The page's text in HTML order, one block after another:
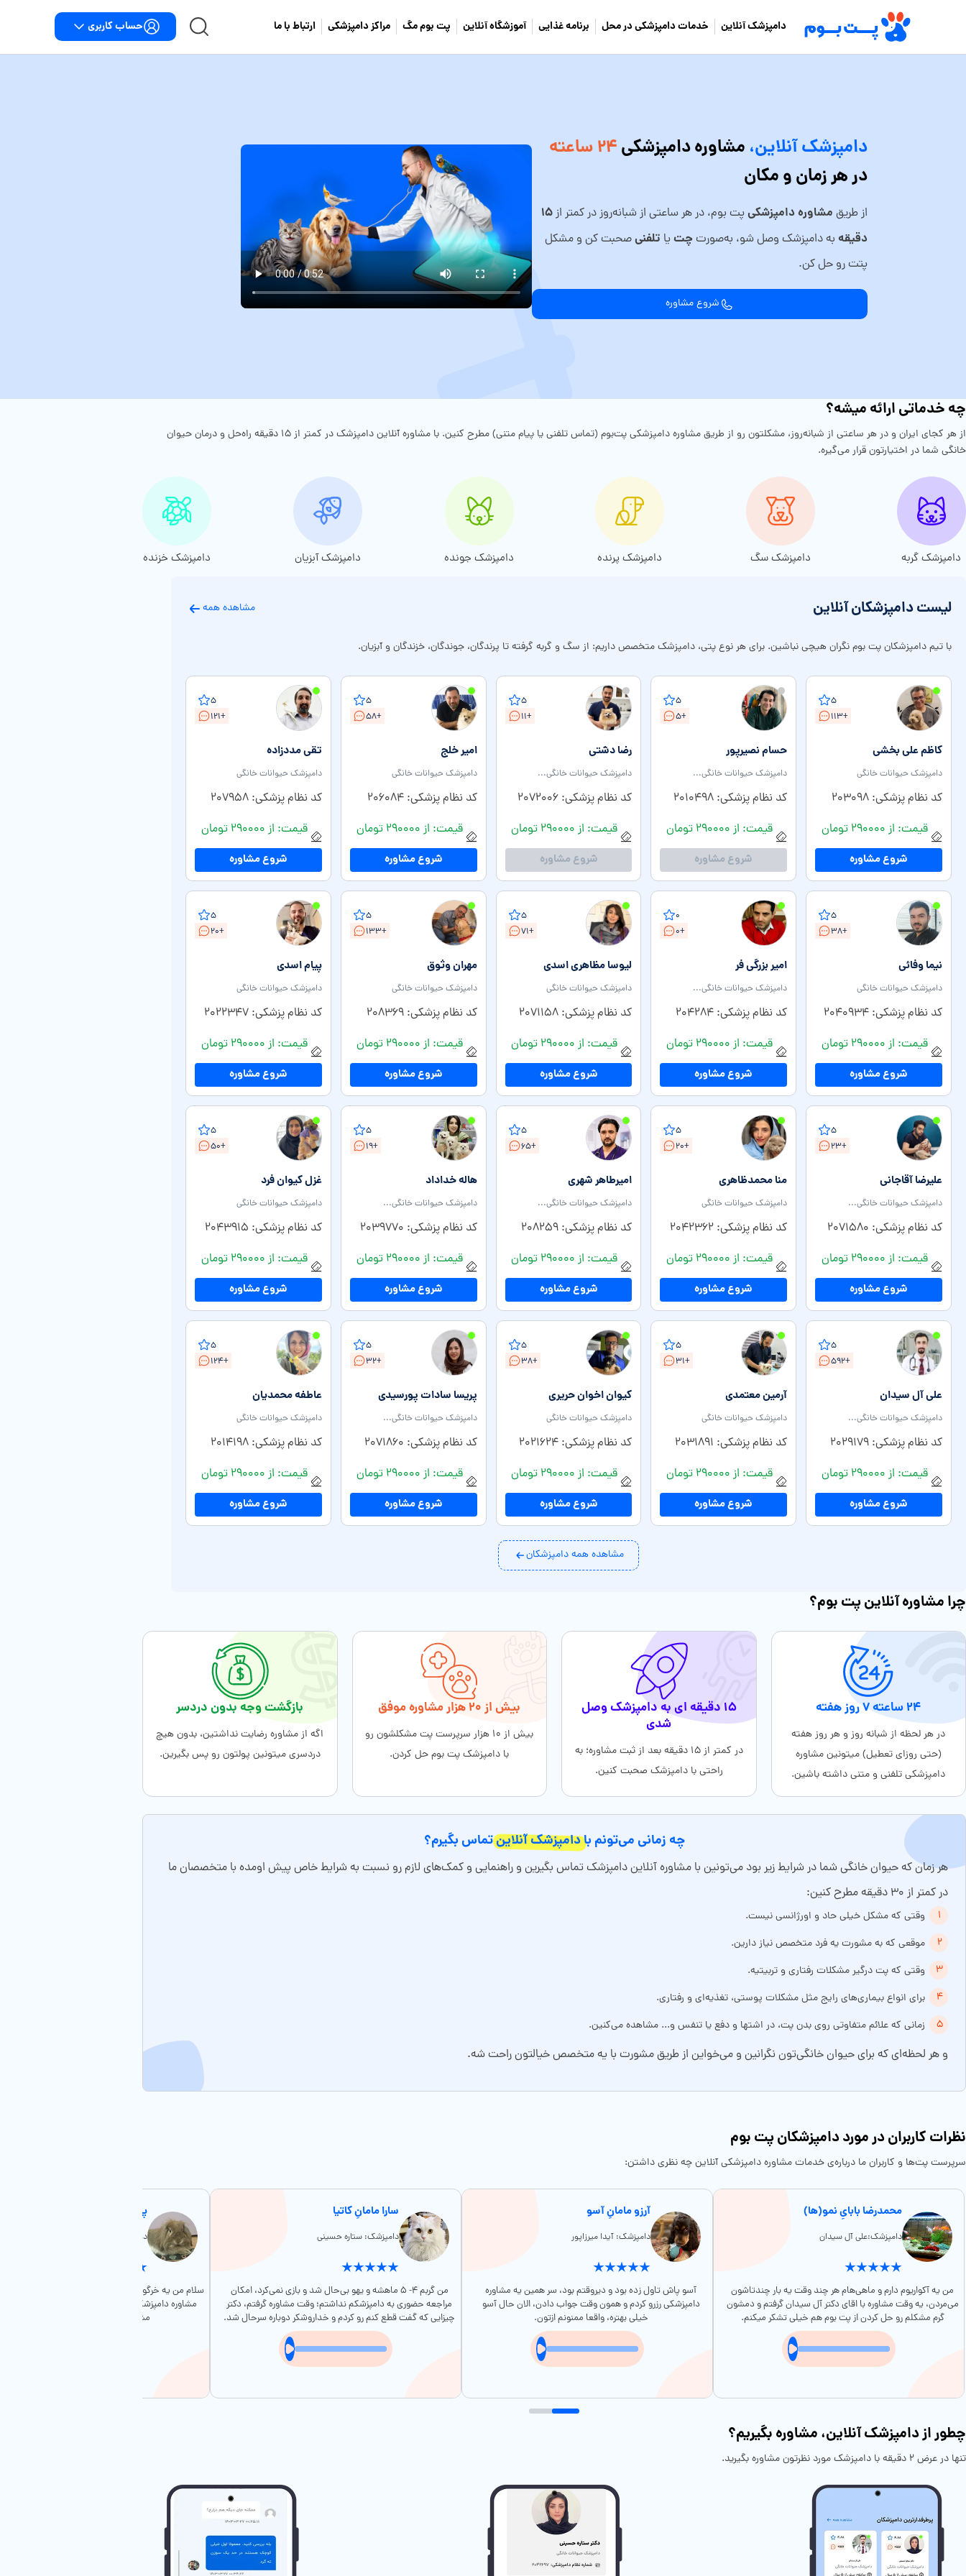
دامپزشک آنلاین خدمات دامپزشکی در محل برنامه غذایی آموزشگاه آنلاین پت بوم مگ مراکز دامپزشکی ارتباط با ما حساب کاربری
دامپزشک آنلاین، مشاوره دامپزشکی۲۴ ساعته
در هر زمان و مکان
از طریق مشاوره دامپزشکیپت بوم، در هر ساعتی از شبانه‌روز در کمتر از۱۵
دقیقه به دامپزشک وصل شو، به‌صورت چتیا تلفنیصحبت کن و مشکل
پتت رو حل کن.
شروع مشاوره
چه خدماتی ارائه میشه؟
از هر کجای ایران و در هر ساعتی از شبانه‌روز، مشکلتون رو از طریق مشاوره دامپزشکی پت‌بوم (تماس تلفنی یا پیام متنی) مطرح کنین. با مشاوره آنلاین دامپزشک در کمتر از ۱۵ دقیقه راه‌حل و درمان حیوان
خانگی شما در اختیارتون قرار می‌گیره.
دامپزشک گربه دامپزشک سگ دامپزشک پرنده دامپزشک جونده دامپزشک آبزیان دامپزشک خزنده
لیست دامپزشکان آنلاین مشاهده همه
با تیم دامپزشکان پت بوم نگران هیچی نباشین. برای هر نوع پتی، دامپزشک متخصص داریم: از سگ و گربه گرفته تا پرندگان، جوندگان، خزندگان و آبزیان.
۵
+۱۱۳
کاظم علی بخشی
دامپزشک حیوانات خانگی
کد نظام پزشکی: ۲۰۳۰۹۸
قیمت: از ۲۹۰۰۰۰ تومان
شروع مشاوره
۵
+۵
حسام نصیرپور
دامپزشک حیوانات خانگی...
کد نظام پزشکی: ۲۰۱۰۴۹۸
قیمت: از ۲۹۰۰۰۰ تومان
شروع مشاوره
۵
+۱۱
رضا دشتی
دامپزشک حیوانات خانگی...
کد نظام پزشکی: ۲۰۷۲۰۰۶
قیمت: از ۲۹۰۰۰۰ تومان
شروع مشاوره
۵
+۵۸
امیر خلج
دامپزشک حیوانات خانگی
کد نظام پزشکی: ۲۰۶۰۸۴
قیمت: از ۲۹۰۰۰۰ تومان
شروع مشاوره
۵
+۱۲۱
تقی مددزاده
دامپزشک حیوانات خانگی
کد نظام پزشکی: ۲۰۷۹۵۸
قیمت: از ۲۹۰۰۰۰ تومان
شروع مشاوره
۵
+۳۸
نیما وفائی
دامپزشک حیوانات خانگی
کد نظام پزشکی: ۲۰۴۰۹۳۴
قیمت: از ۲۹۰۰۰۰ تومان
شروع مشاوره
۰
+۰
امیر بزرگی فر
دامپزشک حیوانات خانگی...
کد نظام پزشکی: ۲۰۴۲۸۴
قیمت: از ۲۹۰۰۰۰ تومان
شروع مشاوره
۵
+۷۱
لیوسا مظاهری اسدی
دامپزشک حیوانات خانگی
کد نظام پزشکی: ۲۰۷۱۱۵۸
قیمت: از ۲۹۰۰۰۰ تومان
شروع مشاوره
۵
+۱۳۳
مهران وثوق
دامپزشک حیوانات خانگی
کد نظام پزشکی: ۲۰۸۳۶۹
قیمت: از ۲۹۰۰۰۰ تومان
شروع مشاوره
۵
+۲۰
پیام اسدی
دامپزشک حیوانات خانگی
کد نظام پزشکی: ۲۰۲۲۳۴۷
قیمت: از ۲۹۰۰۰۰ تومان
شروع مشاوره
۵
+۲۳
علیرضا آقاجانی
دامپزشک حیوانات خانگی...
کد نظام پزشکی: ۲۰۷۱۵۸۰
قیمت: از ۲۹۰۰۰۰ تومان
شروع مشاوره
۵
+۲۰
منا محمدظا‌هری‌
دامپزشک حیوانات خانگی
کد نظام پزشکی: ۲۰۴۲۳۶۲
قیمت: از ۲۹۰۰۰۰ تومان
شروع مشاوره
۵
+۶۵
امیرطاهر شهری
دامپزشک حیوانات خانگی...
کد نظام پزشکی: ۲۰۸۲۵۹
قیمت: از ۲۹۰۰۰۰ تومان
شروع مشاوره
۵
+۱۹
هاله خداداد
دامپزشک حیوانات خانگی...
کد نظام پزشکی: ۲۰۳۹۷۷۰
قیمت: از ۲۹۰۰۰۰ تومان
شروع مشاوره
۵
+۵۰
غزل کیوان فرد
دامپزشک حیوانات خانگی
کد نظام پزشکی: ۲۰۴۳۹۱۵
قیمت: از ۲۹۰۰۰۰ تومان
شروع مشاوره
۵
+۵۹۲
علی آل سیدان
دامپزشک حیوانات خانگی...
کد نظام پزشکی: ۲۰۲۹۱۷۹
قیمت: از ۲۹۰۰۰۰ تومان
شروع مشاوره
۵
+۳۱
آرمین معتمدی
دامپزشک حیوانات خانگی
کد نظام پزشکی: ۲۰۳۱۸۹۱
قیمت: از ۲۹۰۰۰۰ تومان
شروع مشاوره
۵
+۳۸
کیوان اخوان حریری
دامپزشک حیوانات خانگی
کد نظام پزشکی: ۲۰۲۱۶۲۴
قیمت: از ۲۹۰۰۰۰ تومان
شروع مشاوره
۵
+۳۲
پریسا ساد‌ات‌ پورسیدی‌
دامپزشک حیوانات خانگی...
کد نظام پزشکی: ۲۰۷۱۸۶۰
قیمت: از ۲۹۰۰۰۰ تومان
شروع مشاوره
۵
+۱۲۴
عاطفه محمدیان
دامپزشک حیوانات خانگی
کد نظام پزشکی: ۲۰۱۴۱۹۸
قیمت: از ۲۹۰۰۰۰ تومان
شروع مشاوره
مشاهده همه دامپزشکان
چرا مشاوره آنلاین پت بوم؟
۲۴ ساعته ۷ روز هفته
در هر لحظه از شبانه روز و هر روز هفته
(حتی روزای تعطیل) میتونین مشاوره
دامپزشکی تلفنی و متنی داشته باشین.
۱۵ دقیقه ای به دامپزشک وصل
شدی
در کمتر از ۱۵ دقیقه بعد از ثبت مشاوره؛ به
راحتی با دامپزشک صحبت کنین.
بیش از ۲۰ هزار مشاوره موفق
بیش از ۱۰ هزار سرپرست پت مشکلشون رو
با دامپزشک پت بوم حل کردن.
بازگشت وجه بدون دردسر
اگه از مشاوره رضایت نداشتین، بدون هیچ
دردسری میتونین پولتون رو پس بگیرین.
چه زمانی می‌تونم بادامپزشک آنلاینتماس بگیرم؟
هر زمان که حیوان خانگی شما در شرایط زیر بود می‌تونین با مشاوره آنلاین دامپزشک تماس بگیرین و راهنمایی و کمک‌های لازم رو نسبت به شرایط خاص پیش اومده با متخصصان ما
در کمتر از ۳۰ دقیقه مطرح کنین:
وقتی که مشکل خیلی حاد و اورژانسی نیست.
موقعی که به مشورت یه فرد متخصص نیاز دارین.
وقتی که پت درگیر مشکلات رفتاری و تربیتیه.
برای انواع بیماری‌های رایج مثل مشکلات پوستی، تغذیه‌ای و رفتاری.
زمانی که علائم متفاوتی روی بدن پت، در اشتها و دفع یا تنفس و... مشاهده می‌کنین.
و هر لحظه‌ای که برای حیوان خانگی‌تون نگرانین و می‌خواین از طریق مشورت با یه متخصص خیالتون راحت شه.
نظرات کاربران در مورد دامپزشکان پت بوم
سرپرست پت‌ها و کاربران ما درباره‌ی خدمات مشاوره دامپزشکی آنلاین چه نظری داشتن:
محمدرضا بابایِ نمو(ها)
دامپزشک:علی آل سیدان
من یه آکواریوم دارم و ماهی‌هام هر چند وقت یه بار چندتاشون
می‌مردن، یه وقت مشاوره با اقای دکتر آل سیدان گرفتم و دمشون
گرم مشکلم رو حل کردن از پت بوم هم خیلی تشکر میکنم.
آرزو مامانِ آسو
دامپزشک: آیدا میرزاپور
آسو پاش تاول زده بود و دیروقتم بود، سر همین یه مشاوره
دامپزشکی رزرو کردم و همون وقت جواب دادن، الان حال آسو
خیلی بهتره، واقعا ممنونم ازتون.
سارا مامانِ کاتیا
دامپزشک: ستاره حسینی
من گربم ۴- ۵ ماهشه و یهو بی‌حال شد و بازی نمی‌کرد، امکان
مراجعه حضوری به دامپزشکم نداشتم؛ وقت مشاوره گرفتم، دکتر
چیزایی که گفت قطع کنم رو کردم و خداروشکر دوباره سرحال شد.
پارسا بابایِ فندق
دامپزشک: مهران وثوق
سلام من یه خرگوش لوپ دارم و یه مدت بود که کلا غذا
مشاوره دامپزشکی با آقای دکتر وثوق گرفتم و
مشکل فندق حل شد؛ مرسی واقعا.
چطور از دامپزشک آنلاین، مشاوره بگیریم؟
تنها در عرض ۲ دقیقه با دامپزشک مورد نظرتون مشاوره بگیرید.